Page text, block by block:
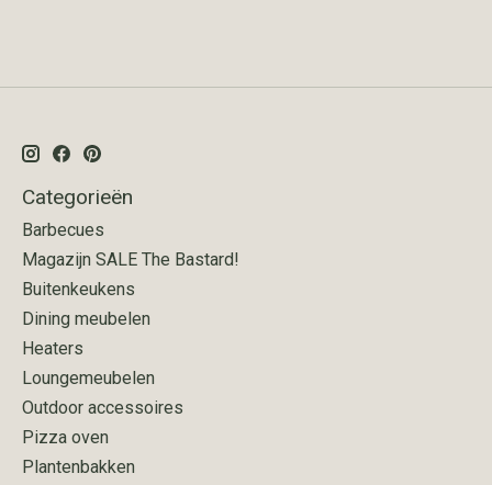
Categorieën
Barbecues
Magazijn SALE The Bastard!
Buitenkeukens
Dining meubelen
Heaters
Loungemeubelen
Outdoor accessoires
Pizza oven
Plantenbakken